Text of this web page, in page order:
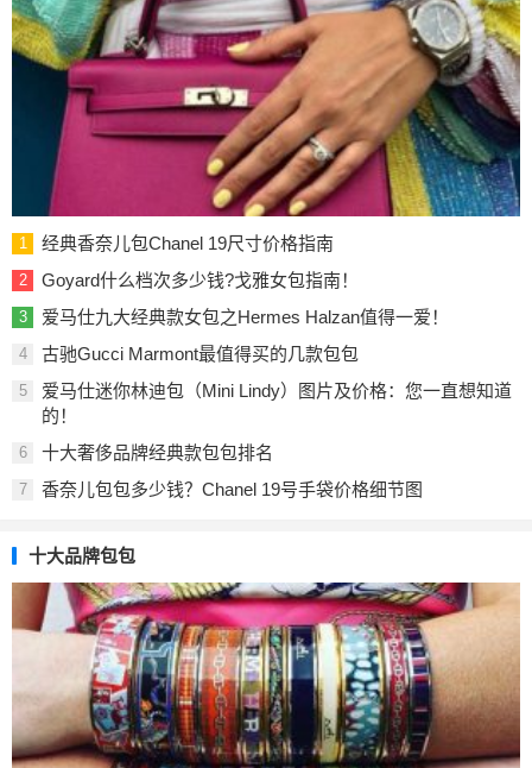
1 经典香奈儿包Chanel 19尺寸价格指南
2 Goyard什么档次多少钱?戈雅女包指南！
3 爱马仕九大经典款女包之Hermes Halzan值得一爱！
4 古驰Gucci Marmont最值得买的几款包包
5
爱马仕迷你林迪包（Mini Lindy）图片及价格：您一直想知道
的！
6 十大奢侈品牌经典款包包排名
7 香奈儿包包多少钱？Chanel 19号手袋价格细节图
十大品牌包包